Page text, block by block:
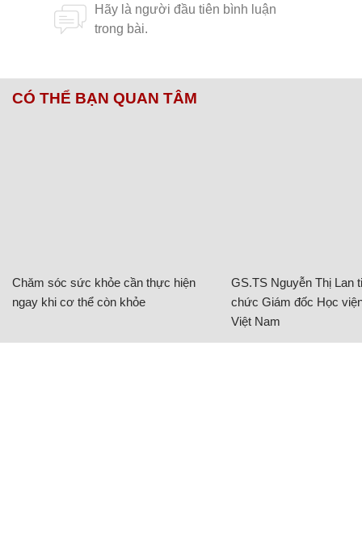
CÓ THỂ BẠN QUAN TÂM
Chăm sóc sức khỏe cần thực hiện
ngay khi cơ thể còn khỏe
GS.TS Nguyễn Thị Lan
chức Giám đốc Học
Việt Nam